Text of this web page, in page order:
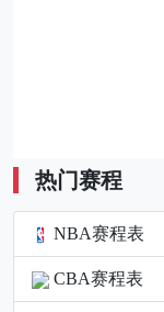
热门赛程
NBA赛程表
CBA赛程表